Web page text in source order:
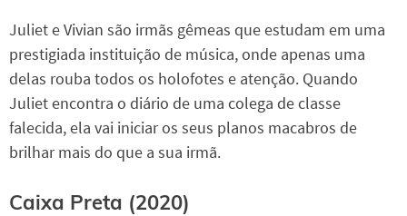
Juliet e Vivian são irmãs gêmeas que estudam em uma
prestigiada instituição de música, onde apenas uma
delas rouba todos os holofotes e atenção. Quando
Juliet encontra o diário de uma colega de classe
falecida, ela vai iniciar os seus planos macabros de
brilhar mais do que a sua irmã.
Caixa Preta (2020)